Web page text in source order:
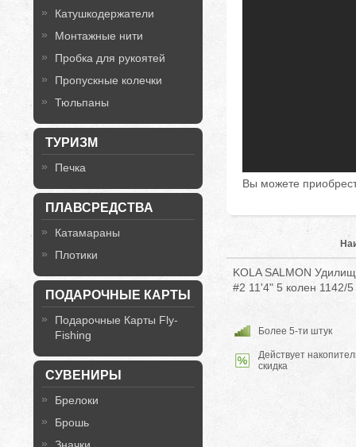
Катушкодержатели
Монтажные нити
Пробка для рукоятей
Пропускные колечки
Тюльпаны
ТУРИЗМ
Печка
ПЛАВСРЕДСТВА
Катамараны
Плотики
ПОДАРОЧНЫЕ КАРТЫ
Подарочные Карты Fly-
Fishing
СУВЕНИРЫ
Брелоки
Брошь
Вы можете
KOLA SALMON
#2 11'4" 5 колен 1142/5
Более 5-ти штук
Действует
скидка